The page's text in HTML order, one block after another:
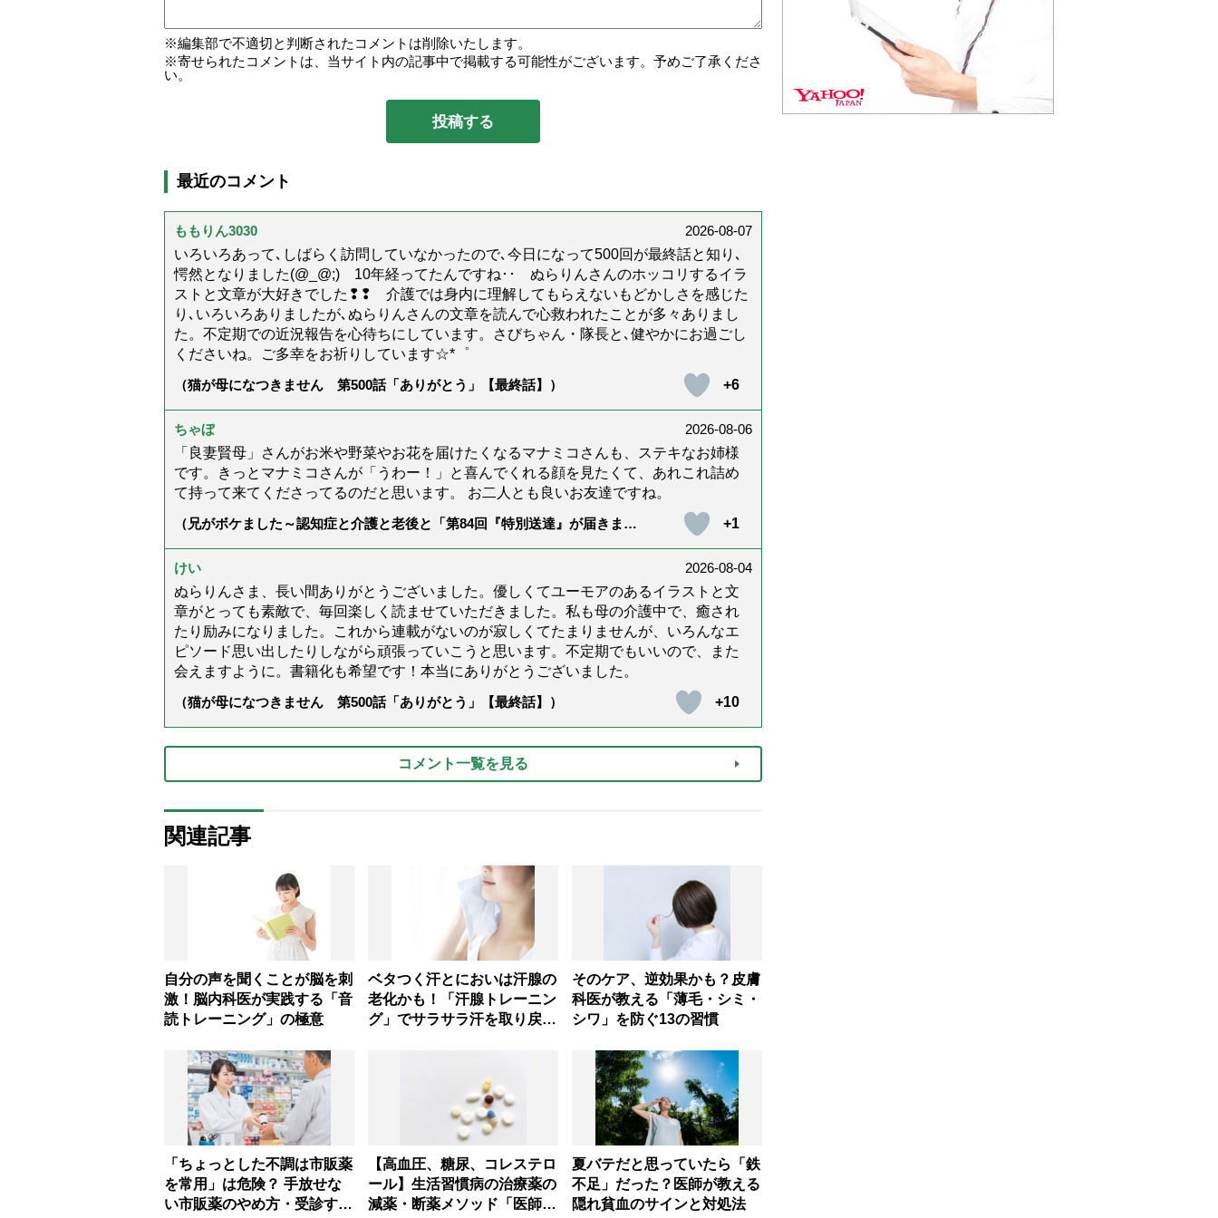
編集部で不適切と判断されたコメントは削除いたします。
寄せられたコメントは、当サイト内の記事中で掲載する可能性がございます。予めご了承くださ
い。
最近のコメント
ももりん3030
2026-08-07
いろいろあって､しばらく訪問していなかったので､今日になって500回が最終話と知り､
愕然となりました(@_@;) 10年経ってたんですね･･ ぬらりんさんのホッコリするイラ
ストと文章が大好きでした❢❢ 介護では身内に理解してもらえないもどかしさを感じた
り､いろいろありましたが､ぬらりんさんの文章を読んで心救われたことが多々ありまし
た。不定期での近況報告を心待ちにしています。さびちゃん・隊長と､健やかにお過ごし
くださいね。ご多幸をお祈りしています☆*゜
（猫が母になつきません 第500話「ありがとう」【最終話】）
+6
ちゃぼ
2026-08-06
「良妻賢母」さんがお米や野菜やお花を届けたくなるマナミコさんも、ステキなお姉様
です。きっとマナミコさんが「うわー！」と喜んでくれる顔を見たくて、あれこれ詰め
て持って来てくださってるのだと思います。 お二人とも良いお友達ですね。
（兄がボケました～認知症と介護と老後と「第84回『特別送達』が届きまし
+1
けい
2026-08-04
ぬらりんさま、長い間ありがとうございました。優しくてユーモアのあるイラストと文
章がとっても素敵で、毎回楽しく読ませていただきました。私も母の介護中で、癒され
たり励みになりました。これから連載がないのが寂しくてたまりませんが、いろんなエ
ピソード思い出したりしながら頑張っていこうと思います。不定期でもいいので、また
会えますように。書籍化も希望です！本当にありがとうございました。
（猫が母になつきません 第500話「ありがとう」【最終話】）
+10
コメント一覧を見る
関連記事
自分の声を聞くことが脳を刺
激！脳内科医が実践する「音
読トレーニング」の極意
ベタつく汗とにおいは汗腺の
老化かも！「汗腺トレーニン
グ」でサラサラ汗を取り戻
そのケア、逆効果かも？皮膚
科医が教える「薄毛・シミ・
シワ」を防ぐ13の習慣
「ちょっとした不調は市販薬
を常用」は危険？ 手放せな
い市販薬のやめ方・受診する
【高血圧、糖尿、コレステロ
ール】生活習慣病の治療薬の
減薬・断薬メソッド「医師の
夏バテだと思っていたら「鉄
不足」だった？医師が教える
隠れ貧血のサインと対処法